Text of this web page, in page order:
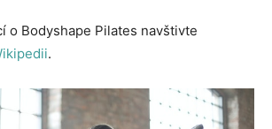
o Bodyshape Pilates navštivte
.